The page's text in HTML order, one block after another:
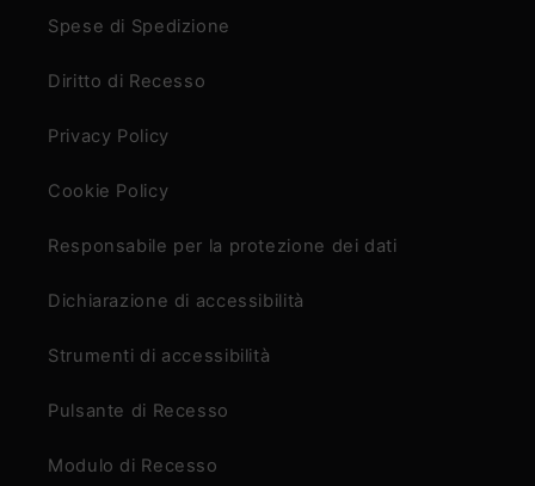
Spese di Spedizione
Diritto di Recesso
Privacy Policy
Cookie Policy
Responsabile per la protezione dei dati
Dichiarazione di accessibilità
Strumenti di accessibilità
Pulsante di Recesso
Modulo di Recesso